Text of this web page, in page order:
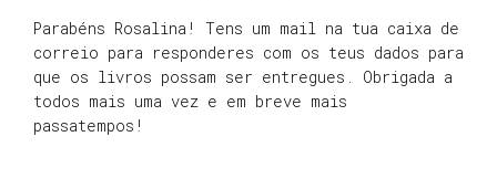
Parabéns Rosalina! Tens um mail na tua caixa de
correio para responderes com os teus dados para
que os livros possam ser entregues. Obrigada a
todos mais uma vez e em breve mais
passatempos!